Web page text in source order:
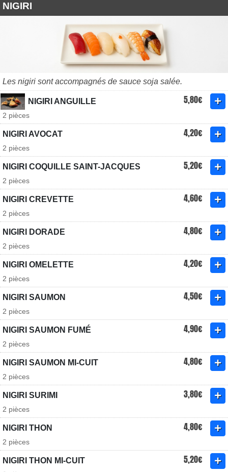
NIGIRI
Les nigiri sont accompagnés de sauce soja salée.
NIGIRI ANGUILLE 5,80€
2 pièces
NIGIRI AVOCAT 4,20€
2 pièces
NIGIRI COQUILLE SAINT-JACQUES 5,20€
2 pièces
NIGIRI CREVETTE 4,60€
2 pièces
NIGIRI DORADE 4,80€
2 pièces
NIGIRI OMELETTE 4,20€
2 pièces
NIGIRI SAUMON 4,50€
2 pièces
NIGIRI SAUMON FUMÉ 4,90€
2 pièces
NIGIRI SAUMON MI-CUIT 4,80€
2 pièces
NIGIRI SURIMI 3,80€
2 pièces
NIGIRI THON 4,80€
2 pièces
NIGIRI THON MI-CUIT 5,20€